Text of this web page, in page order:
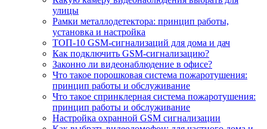
улицы
Рамки металлодетектора: принцип работы,
установка и настройка
ТОП-10 GSM-сигнализаций для дома и дач
Как подключить GSM-сигнализацию?
Законно ли видеонаблюдение в офисе?
Что такое порошковая система пожаротушения:
принцип работы и обслуживание
Что такое спринклерная система пожаротушения:
принцип работы и обслуживание
Настройка охранной GSM сигнализации